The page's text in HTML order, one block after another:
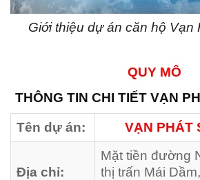
Giới thiệu dự án căn hộ Vạn
QUY MÔ
THÔNG TIN CHI TIẾT VẠN
Tên dự án: VẠN PHÁT
Địa chỉ:
Mặt tiền đường
thị trấn Mái